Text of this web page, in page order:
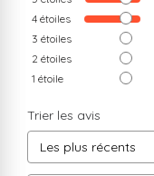
4 étoiles
3 étoiles
2 étoiles
1 étoile
Trier les avis